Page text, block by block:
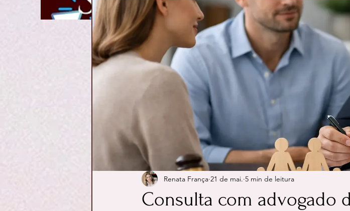
Consulta com advogado
Renata França 21 de mai. 5 min de leitura